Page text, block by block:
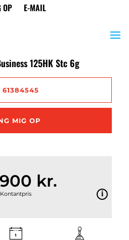
125HK Stc 6g
61384545
MIG OP
kr.
Kontantpris